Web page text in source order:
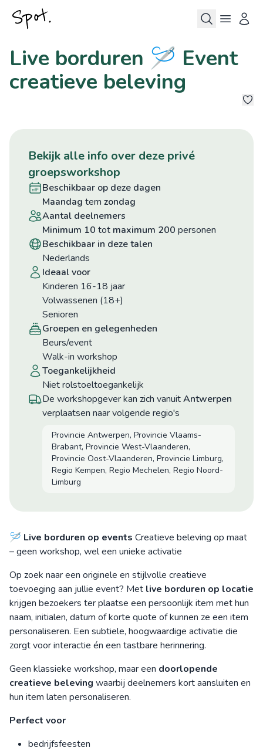
Live borduren 🪡 Event
creatieve beleving
bekijk alle info over deze privé
groepsworkshop
beschikbaar op deze dagen
maandag tem zondag
aantal deelnemers
minimum 10 tot maximum 200 personen
beschikbaar in deze talen
Nederlands
ideaal voor
Kinderen 16-18 jaar
Volwassenen (18+)
Senioren
groepen en gelegenheden
Beurs/event
Walk-in workshop
toegankelijkheid
niet rolstoeltoegankelijk
De workshopgever kan zich vanuitAntwerpen
verplaatsen naar volgende regio's
Provincie Antwerpen, Provincie Vlaams-
Brabant, Provincie West-Vlaanderen,
Provincie Oost-Vlaanderen, Provincie Limburg,
Regio Kempen, Regio Mechelen, Regio Noord-
Limburg
🪡 Live borduren op events Creatieve beleving op maat
– geen workshop, wel een unieke activatie
Op zoek naar een originele en stijlvolle creatieve
toevoeging aan jullie event? Met live borduren op locatie
krijgen bezoekers ter plaatse een persoonlijk item met hun
naam, initialen, datum of korte quote of kunnen ze een item
personaliseren. Een subtiele, hoogwaardige activatie die
zorgt voor interactie én een tastbare herinnering.
Geen klassieke workshop, maar een doorlopende
creatieve beleving waarbij deelnemers kort aansluiten en
hun item laten personaliseren.
Perfect voor
bedrijfsfeesten